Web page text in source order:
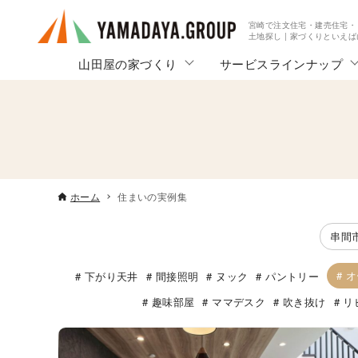
宮崎で注文住宅・建売住宅
土地探し | 家づくりといえ
山田屋の家づくり サービスラインナップ
ホーム 住まいの実例集
串間
下がり天井 間接照明 ヌック パントリー
趣味部屋
ママデスク 吹き抜け